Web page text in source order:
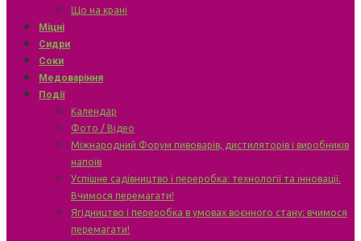
Що на крані
Міцні
Сидри
Соки
Медоваріння
Події
Календар
Фото / Відео
Міжнародний Форум пивоварів, дистиляторів і виробників
напоїв
Успішне садівництво і переробка: технології та інновації.
Вчимося перемагати!
Ягідництво і переробка в умовах воєнного стану: вчимося
перемагати!